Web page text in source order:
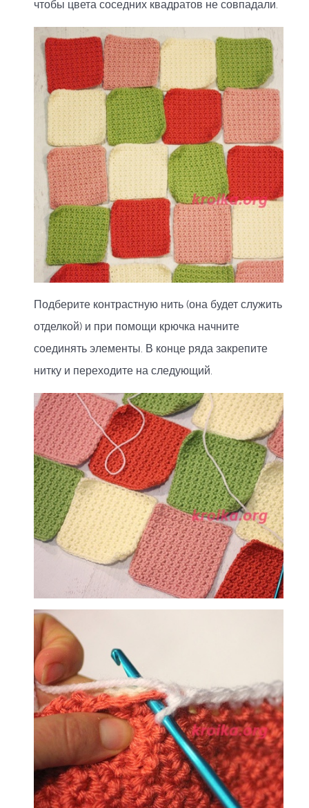
чтобы цвета соседних квадратов не совпадали.
Подберите контрастную нить (она будет служить
отделкой) и при помощи крючка начните
соединять элементы. В конце ряда закрепите
нитку и переходите на следующий.